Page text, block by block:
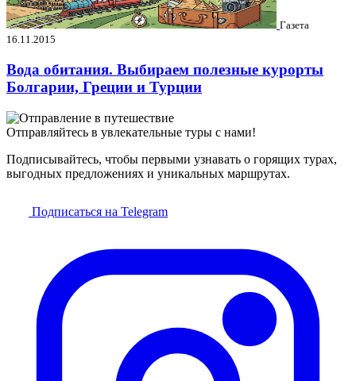
Газета
16.11.2015
Вода обитания. Выбираем полезные курорты
Болгарии, Греции и Турции
Отправляйтесь в увлекательные туры с нами!
Подписывайтесь, чтобы первыми узнавать о горящих турах,
выгодных предложениях и уникальных маршрутах.
Подписаться на Telegram